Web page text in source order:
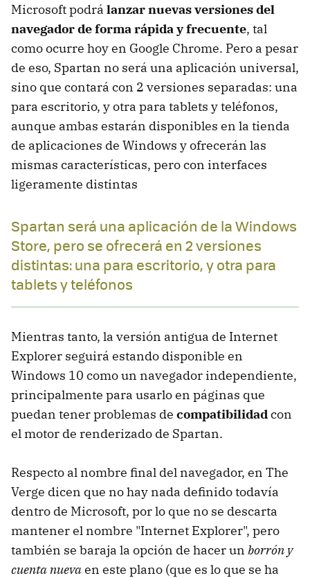
Microsoft podrá lanzar nuevas versiones del
navegador de forma rápida y frecuente, tal
como ocurre hoy en Google Chrome. Pero a pesar
de eso, Spartan no será una aplicación universal,
sino que contará con 2 versiones separadas: una
para escritorio, y otra para tablets y teléfonos,
aunque ambas estarán disponibles en la tienda
de aplicaciones de Windows y ofrecerán las
mismas características, pero con interfaces
ligeramente distintas
Spartan será una aplicación de la Windows
Store, pero se ofrecerá en 2 versiones
distintas: una para escritorio, y otra para
tablets y teléfonos
Mientras tanto, la versión antigua de Internet
Explorer seguirá estando disponible en
Windows 10 como un navegador independiente,
principalmente para usarlo en páginas que
puedan tener problemas de compatibilidadcon
el motor de renderizado de Spartan.
Respecto al nombre final del navegador, en The
Verge dicen que no hay nada definido todavía
dentro de Microsoft, por lo que no se descarta
mantener el nombre "Internet Explorer", pero
también se baraja la opción de hacer un borrón y
cuenta nuevaen este plano (que es lo que se ha